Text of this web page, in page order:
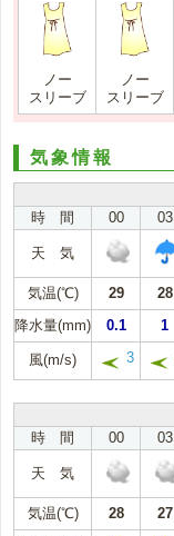
ノー
スリーブ
ノー
スリーブ
気象情報
時 間
00 03
天 気
気温(℃) 29 28
降水量(mm)
0.1 1
風(m/s) 3
時 間
00 03
天 気
気温(℃) 28 27